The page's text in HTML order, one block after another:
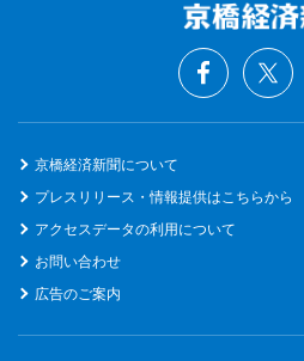
京橋経済新聞について
プレスリリース・情報提供はこちらから
アクセスデータの利用について
お問い合わせ
広告のご案内